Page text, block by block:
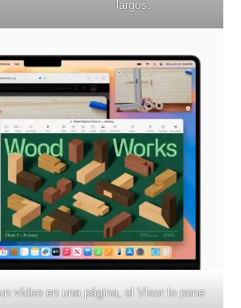
largos.
vídeo en una página, el Visor lo pone